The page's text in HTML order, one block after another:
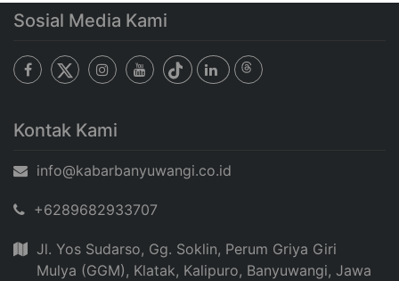
Sosial Media Kami
Kontak Kami
info@kabarbanyuwangi.co.id
+6289682933707
Jl. Yos Sudarso, Gg. Soklin, Perum Griya Giri
Mulya (GGM), Klatak, Kalipuro, Banyuwangi, Jawa